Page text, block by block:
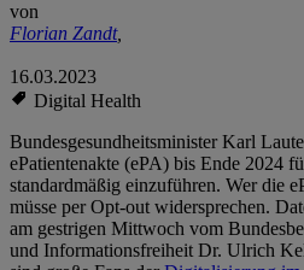
von
Florian Zandt,
16.03.2023
Digital Health
Bundesgesundheitsminister Karl
ePatientenakte (ePA) bis Ende 2024
standardmäßig einzuführen. Wer die
müsse per Opt-out widersprechen.
am gestrigen Mittwoch vom
und Informationsfreiheit Dr. Ulrich